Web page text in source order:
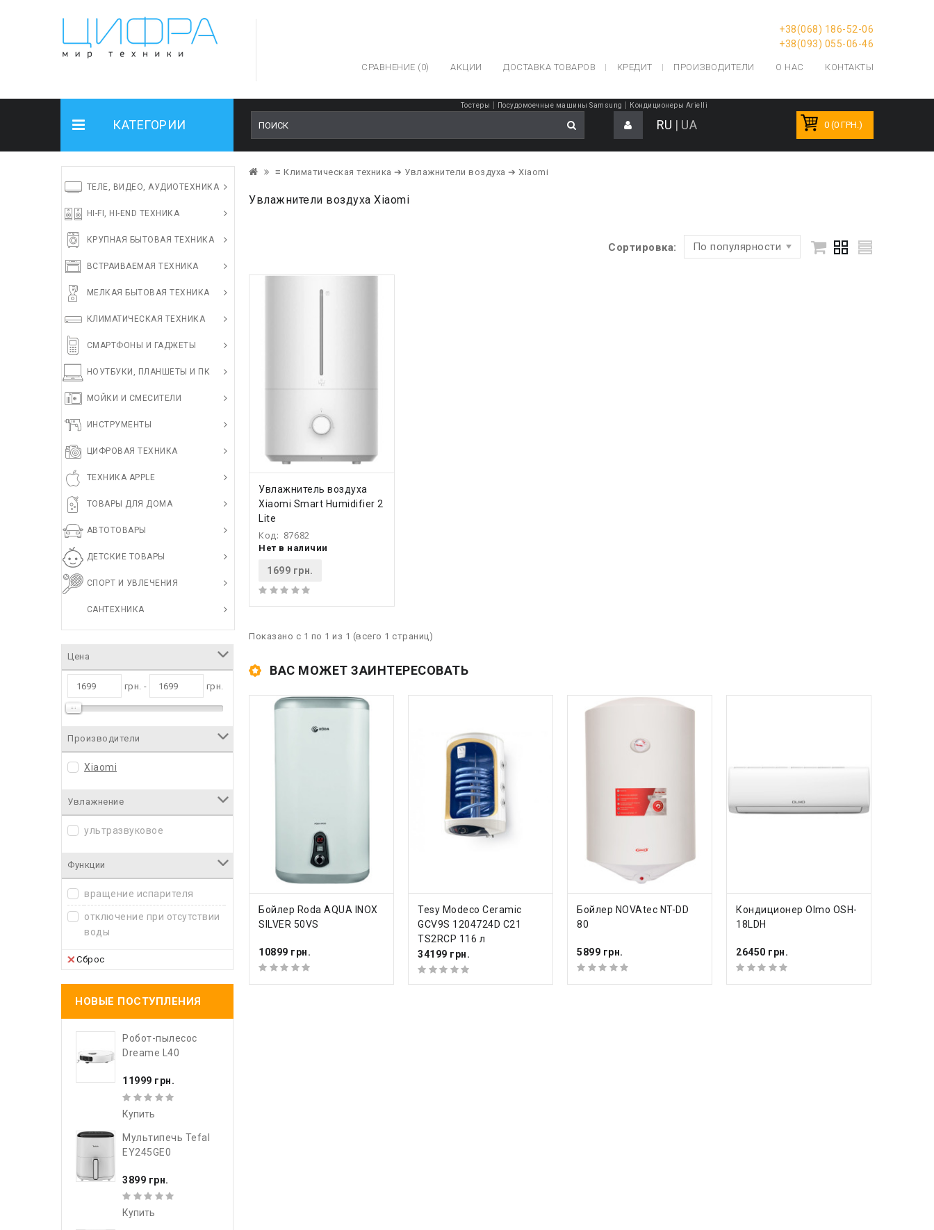
+38(068) 186-52-06
+38(093) 055-06-46
СРАВНЕНИЕ (0) АКЦИИ ДОСТАВКА ТОВАРОВ КРЕДИТ ПРОИЗВОДИТЕЛИ О НАС КОНТАКТЫ
КАТЕГОРИИ
Тостеры Посудомоечные машины Samsung Кондиционеры Arielli
RU | UA 0 (0 ГРН.)
ТЕЛЕ, ВИДЕО, АУДИОТЕХНИКА
HI-FI, HI-END ТЕХНИКА
КРУПНАЯ БЫТОВАЯ ТЕХНИКА
ВСТРАИВАЕМАЯ ТЕХНИКА
МЕЛКАЯ БЫТОВАЯ ТЕХНИКА
КЛИМАТИЧЕСКАЯ ТЕХНИКА
СМАРТФОНЫ И ГАДЖЕТЫ
НОУТБУКИ, ПЛАНШЕТЫ И ПК
МОЙКИ И СМЕСИТЕЛИ
ИНСТРУМЕНТЫ
ЦИФРОВАЯ ТЕХНИКА
ТЕХНИКА APPLE
ТОВАРЫ ДЛЯ ДОМА
АВТОТОВАРЫ
ДЕТСКИЕ ТОВАРЫ
СПОРТ И УВЛЕЧЕНИЯ
САНТЕХНИКА
Цена
грн. - грн.
Производители
Xiaomi
Увлажнение
ультразвуковое
Функции
вращение испарителя
отключение при отсутствии
воды
Сброс
НОВЫЕ ПОСТУПЛЕНИЯ
Робот-пылесос
Dreame L40
11999 грн.
Купить
Мультипечь Tefal
EY245GE0
3899 грн.
Купить
≡ Климатическая техника ➔ Увлажнители воздуха ➔ Xiaomi
Увлажнители воздуха Xiaomi
Сортировка: По популярности
КУПИТЬ
Увлажнитель воздуха
Xiaomi Smart Humidifier 2
Lite
Код: 87682
Нет в наличии
1699 грн.
Показано с 1 по 1 из 1 (всего 1 страниц)
ВАС МОЖЕТ ЗАИНТЕРЕСОВАТЬ
КУПИТЬ
Бойлер Roda AQUA INOX
SILVER 50VS
10899 грн.
КУПИТЬ
Tesy Modeco Ceramic
GCV9S 1204724D C21
TS2RCP 116 л
34199 грн.
КУПИТЬ
Бойлер NOVAtec NT-DD
80
5899 грн.
КУПИТЬ
Кондиционер Olmo OSH-
18LDH
26450 грн.